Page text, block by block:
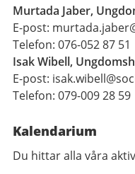
Murtada Jaber,
E-post:
Telefon: 076-052 87 51
Isak Wibell,
E-post:
Telefon: 079-009 28 59
Kalendarium
Du hittar alla våra